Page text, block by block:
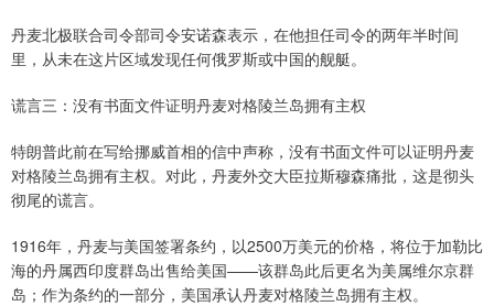
丹麦北极联合司令部司令安诺森表示，在他担任司令的两年半时间
里，从未在这片区域发现任何俄罗斯或中国的舰艇。
谎言三：没有书面文件证明丹麦对格陵兰岛拥有主权
特朗普此前在写给挪威首相的信中声称，没有书面文件可以证明丹麦
对格陵兰岛拥有主权。对此，丹麦外交大臣拉斯穆森痛批，这是彻头
彻尾的谎言。
1916年，丹麦与美国签署条约，以2500万美元的价格，将位于加勒比
海的丹属西印度群岛出售给美国——该群岛此后更名为美属维尔京群
岛；作为条约的一部分，美国承认丹麦对格陵兰岛拥有主权。